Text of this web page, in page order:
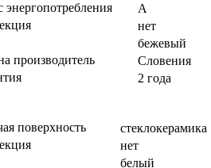
энергопотребления
A
нет
бежевый
производитель
Словения
2 года
поверхность
стеклокерамика
нет
белый